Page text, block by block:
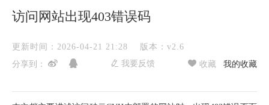
访问网站出现403错误码
更新时间：2026-04-21 21:28
版本：v2.6
分享到：
我要反馈 收藏 我的收藏